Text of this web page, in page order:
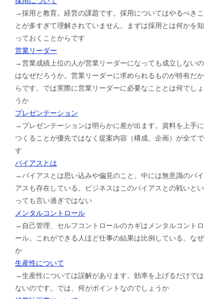
→採用と教育。経営の課題です。採用についてはやるべきこ
とが多すぎて理解されていません。まずは採用とは何かを知
っておくことからです
営業リーダー
→営業成績上位の人が営業リーダーになっても成立しないの
はなぜだろうか。営業リーダーに求められるものが特有だか
らです。では実際に営業リーダーに必要なこととは何でしょ
うか
プレゼンテーション
→プレゼンテーションは明らかに差が出ます。資料を上手に
つくることが優先ではなく提案内容（構成、企画）が全てで
す
バイアスとは
→バイアスとは思い込みや偏見のこと。中には無意識のバイ
アスも存在している。ビジネスはこのバイアスとの戦いとい
っても言い過ぎではない
メンタルコントロール
→自己管理、セルフコントロールのカギはメンタルコントロ
ール。これができる人ほど仕事の結果は比例している。なぜ
か
生産性について
→生産性については誤解があります。効率を上げるだけでは
ないのです。では、何がポイントなのでしょうか